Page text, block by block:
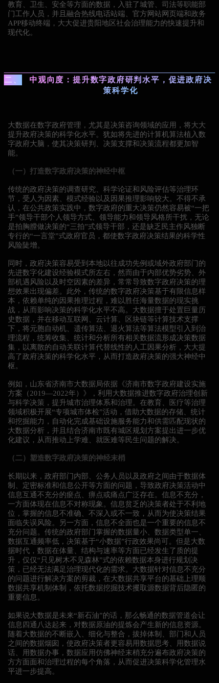
教育、卫生、安全等方面的数据，入驻了城管、司法等职能部
门工作人员，并且融合热线电话站端、官方网站网页端和政务
APP移动终端，大大促进贵阳地区社会治理能力的快速提升和
现代化。
二、
中观向度：提升数字政府研判水平，促进政府决
策科学化
大数据在数字政府管理，尤其是决策咨询领域的应用，将大大
提升政府决策的科学化水平。犹如将先进的计算机算法植入数
字政府大脑，使其决策研判、决策支撑和决策流程都更加智
能。
（一）打造数字政府决策的神经中枢
传统的政府决策的调查研究、科学论证和风险评估等治理环
节，受人为因素、模式经验以及因果推理影响较大。不得不承
认，在公共政策实践中，数字政府的重大决策仍然容易被“一把
手”领导干部个人领导方式、领导能力和领导风格所干扰，无论
是拍胸膛做决策的“三拍”式领导干部，还是缺乏民主作风独断
专行的“一言堂”式政府官员，都使数字政府决策结果的科学性
风险陡增。
同时，政府决策容易受到本地以往成功先例或域外政府部门的
先进数字化建设经验模式所左右，然而由于内部优势劣势、外
部机遇风险以及时空因素的差异，常常导致数字政府决策的理
想效果出现偏差。此外，传统的数字政府决策基于有限信息样
本，依赖单纯的因果推理过程，难以胜任海量数据的现实挑
战，从而影响决策的科学化水平不高。大数据擅于处置巨量历
史数据，并在移动互联网、云计算、区块链等计算技术支撑
下，将元胞自动机、遗传算法、退火算法等算法模型引入到治
理流程，统筹收集、统计和分析所有相关数据流形成决策数据
集，以离散的自动关联计算代替线性的人工因果分析，大大提
高了政府决策的科学化水平，从而打造政府决策的强大神经中
枢。
例如，山东省济南市大数据局依据《济南市数字政府建设实施
方案（2019—2022年）》，利用大数据推进数字政府治理创新
与科学决策，提升城市治理体系和治理。在教育、医疗等治理
领域积极开展“专项城市体检”活动，借助大数据的存储、统计
和挖掘能力，自动化完成基础设施服务能力和供需匹配现状的
大数据分析，并且结合济南市既有城区规划方案提出进一步优
化建议，从而推动上学难、就医难等民生问题的解决。
（二）塑造数字政府决策的神经末梢
长期以来，政府部门内部、公务人员以及政府之间由于数据体
制、定密标准和信息公开等方面的问题，导致政府决策活动中
信息互通不充分的瘀点、痹点或痛点广泛存在。信息不充分，
一方面体现在信息不对称现象。信息贫乏的决策者处于不利地
位，掌握的信息不准确、不深入或不一致，从而为使决策结果
面临失误风险。另一方面，信息不全面也是一个重要的信息不
充分问题。传统的政府部门掌握的数据量小、数据类型单一、
数据互通频率低，决策基于“小数据”行政效果尚可。但是大数
据时代，数据在体量、结构与速率等方面已经发生了质的提
升，仅仅“只见树木不见森林”式的依赖数据本身进行规划决
策，已经无法满足治理现代化的需求。大数据针对信息不充分
的问题进行解决方案的剪裁，在大数据共享平台的基础上理顺
数据共享机制体制，依托数据挖掘技术攫取源数据背后隐匿的
重要信息。
如果说大数据是未来“新石油”的话，那么畅通的数据管道会让
信息四通八达起来，对数据原油的提炼会产生新的信息资源。
随着大数据的不断嵌入、细化与整合，拔掉体制、部门和人员
之间的数据烟囱，使政府决策者更容易用数据思考、用数据说
话、用数据办事，数据应用仿佛神经末梢充分遍布政府决策的
方方面面和治理过程的每个角落，从而促进决策科学化管理水
平进一步提高。